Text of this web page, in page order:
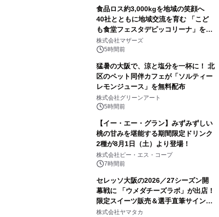
食品ロス約3,000kgを地域の笑顔へ
40社とともに地域交流を育む 「こど
も食堂フェスタデピッコリーナ」を9
月5日(土)開催
株式会社マザーズ
5時間前
猛暑の大阪で、涼と塩分を一杯に！ 北
区のペット同伴カフェが「ソルティー
レモンジュース」を無料配布
株式会社グリーンアート
5時間前
【イー・エー・グラン】みずみずしい
桃の甘みを堪能する期間限定ドリンク
2種が8月1日（土）より登場！
株式会社ピー・エス・コープ
7時間前
セレッソ大阪の2026／27シーズン開
幕戦に 「ウメダチーズラボ」が出店！
限定スイーツ販売＆選手直筆サイング
ッズが当たる抽選会を 8月8日に開催
株式会社ヤマタカ